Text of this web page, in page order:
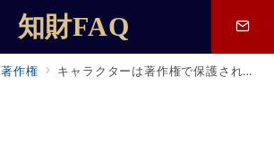
知財FAQ
著作権 キャラクターは著作権で保護されますか？最高裁判例が明らかにしたキャラクターの法的性質とは。